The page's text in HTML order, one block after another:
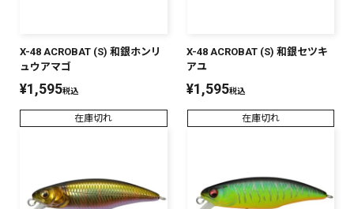
X-48 ACROBAT (S) 和銀ホンリ
ュウアマゴ
¥1,595税込
在庫切れ
X-48 ACROBAT (S) 和銀セツキ
アユ
¥1,595税込
在庫切れ